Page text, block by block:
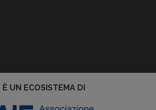
È UN ECOSISTEMA DI